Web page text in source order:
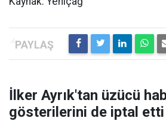
İlker Ayrık'tan üzücü
gösterilerini de iptal etti